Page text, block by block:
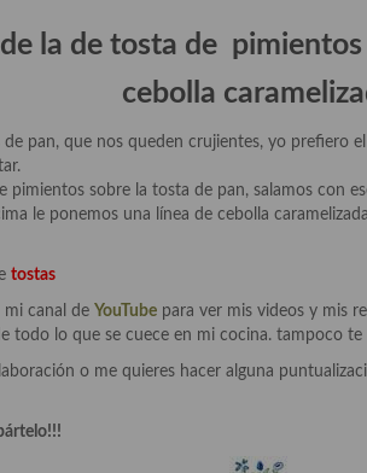
la de tosta de
cebolla
de pan, que nos queden crujientes, yo
pimientos sobre la tosta de pan, salamos con
le ponemos una línea de cebolla
tostas
mi canal de YouTube para ver mis videos y mis
todo lo que se cuece en mi cocina. tampoco
o me quieres hacer alguna